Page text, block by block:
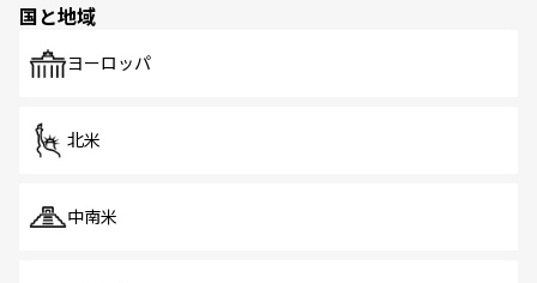
で、ホーカーズは地元の風情を楽しめる外せないスポット
国と地域
ヨーロッパ
北米
中南米